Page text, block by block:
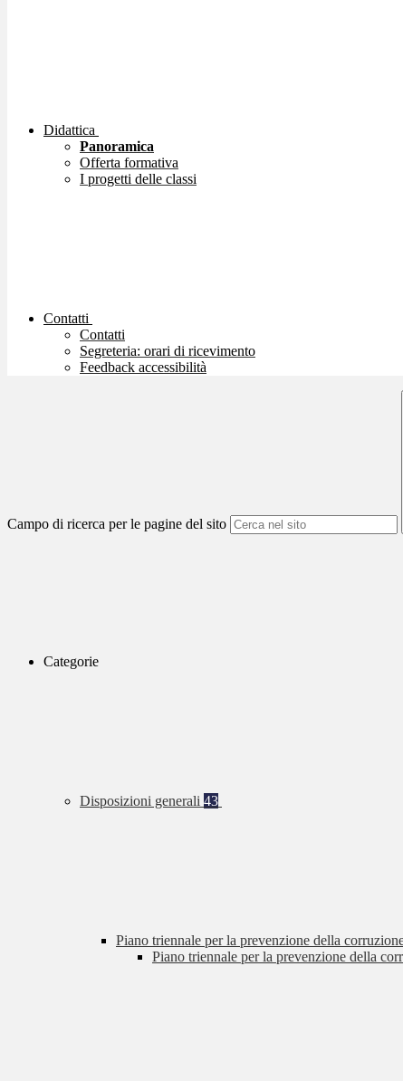
Didattica
Panoramica
Offerta formativa
I progetti delle classi
Contatti
Contatti
Segreteria: orari di ricevimento
Feedback accessibilità
Campo di ricerca per le pagine del sito
Categorie
Disposizioni generali 43
Piano triennale per la prevenzione della
Piano triennale per la prevenzione della